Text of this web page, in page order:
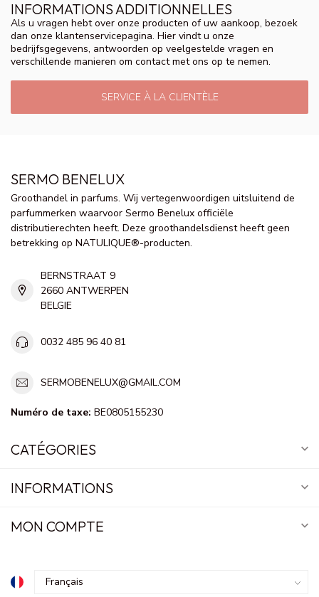
INFORMATIONS ADDITIONNELLES
Als u vragen hebt over onze producten of uw aankoop, bezoek
dan onze klantenservicepagina. Hier vindt u onze
bedrijfsgegevens, antwoorden op veelgestelde vragen en
verschillende manieren om contact met ons op te nemen.
SERVICE À LA CLIENTÈLE
SERMO BENELUX
Groothandel in parfums. Wij vertegenwoordigen uitsluitend de
parfummerken waarvoor Sermo Benelux officiële
distributierechten heeft. Deze groothandelsdienst heeft geen
betrekking op NATULIQUE®-producten.
BERNSTRAAT 9
2660 ANTWERPEN
BELGIE
0032 485 96 40 81
SERMOBENELUX@GMAIL.COM
Numéro de taxe: BE0805155230
CATÉGORIES
INFORMATIONS
MON COMPTE